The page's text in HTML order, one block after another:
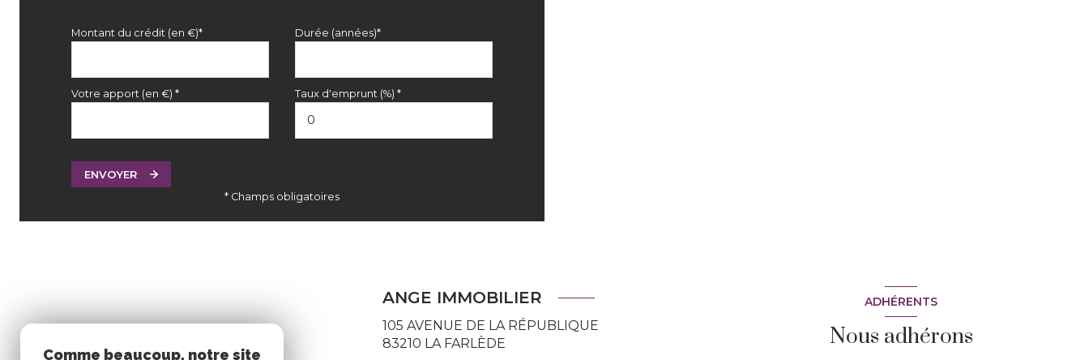
Montant du crédit (en €)* Durée (années)*
Votre apport (en €) * Taux d'emprunt (%) *
ENVOYER
* Champs obligatoires
ANGE IMMOBILIER
105 AVENUE DE LA RÉPUBLIQUE
83210 LA FARLÈDE
ADHÉRENTS
Nous adhérons
Comme beaucoup, notre site